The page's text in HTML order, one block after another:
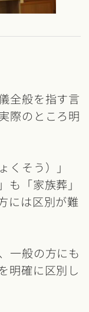
全般を指す言
際のところ明
そう）」
「家族葬」
には区別が難
一般の方にも
明確に区別し